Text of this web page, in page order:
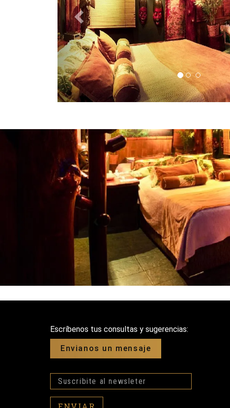
Escríbenos tus consultas y sugerencias:
Envianos un mensaje